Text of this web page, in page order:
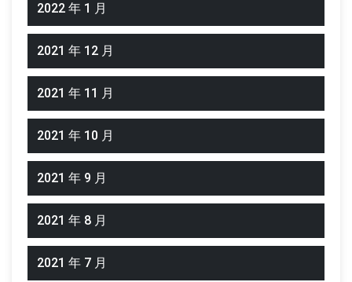
2022 年 1 月
2021 年 12 月
2021 年 11 月
2021 年 10 月
2021 年 9 月
2021 年 8 月
2021 年 7 月